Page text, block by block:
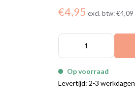
€4,95 excl. btw:€4,09
Op voorraad
Levertijd: 2-3 werkdagen